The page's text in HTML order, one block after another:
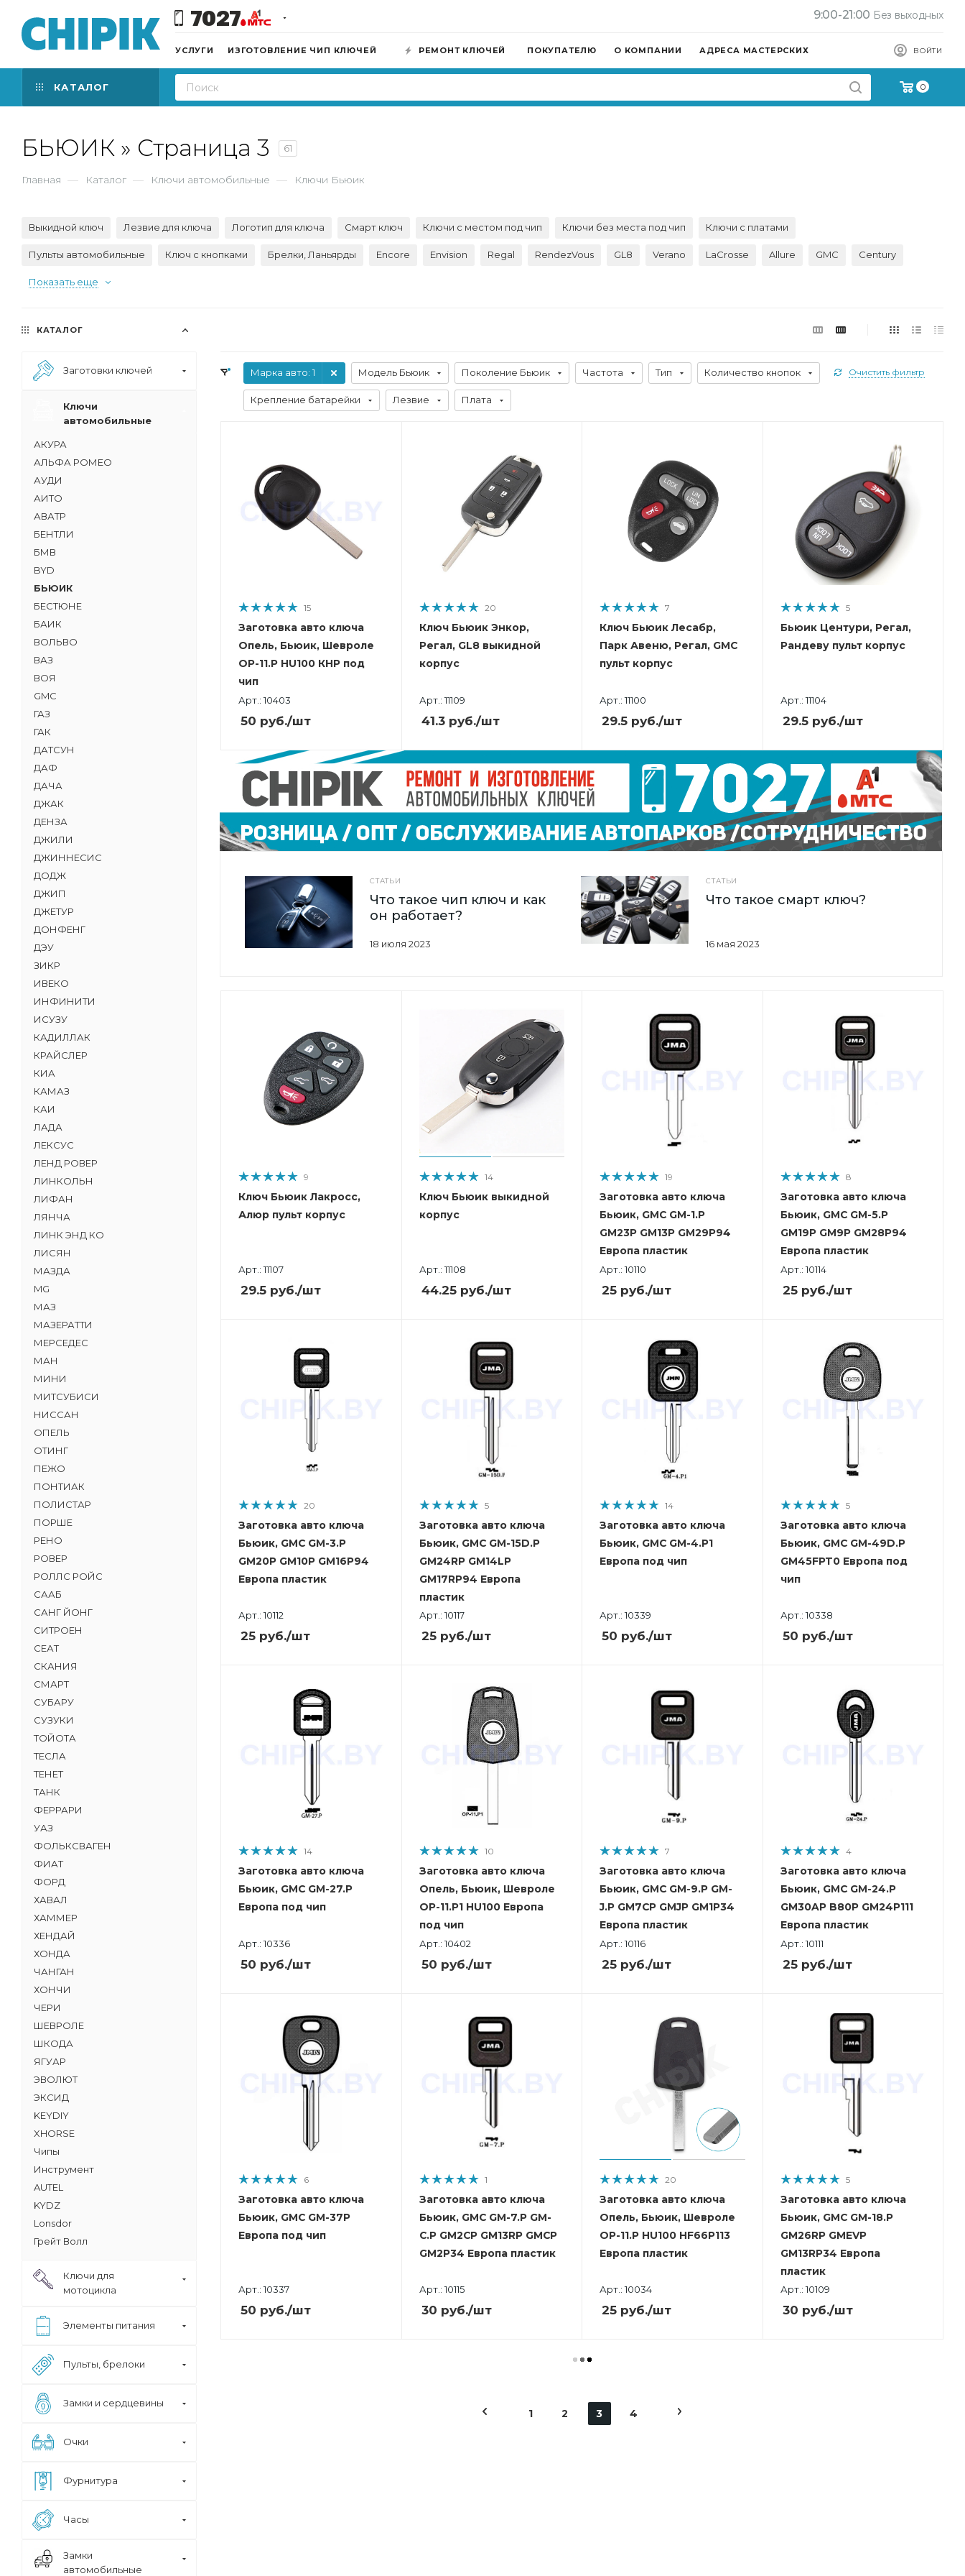
7027 9:00-21:00 Без выходных
ВОЙТИ
УСЛУГИ ИЗГОТОВЛЕНИЕ ЧИП КЛЮЧЕЙ РЕМОНТ КЛЮЧЕЙ ПОКУПАТЕЛЮ О КОМПАНИИ АДРЕСА МАСТЕРСКИХ
0
КАТАЛОГ
БЬЮИК » Страница 3 61
Главная — Каталог — Ключи автомобильные — Ключи Бьюик
Выкидной ключ Лезвие для ключа Логотип для ключа Смарт ключ Ключи с местом под чип Ключи без места под чип Ключи с платами
Пульты автомобильные Ключ с кнопками Брелки, Ланьярды Encore Envision Regal RendezVous GL8 Verano LaCrosse Allure GMC Century
Показать еще
Марка авто: 1 Модель Бьюик Поколение Бьюик Частота Тип Количество кнопок
Крепление батарейки Лезвие Плата
Очистить фильтр
15
Заготовка авто ключа
Опель, Бьюик, Шевроле
OP-11.P HU100 КНР под
чип
Арт.: 10403
50 руб./шт
20
Ключ Бьюик Энкор,
Регал, GL8 выкидной
корпус
Арт.: 11109
41.3руб./шт
7
Ключ Бьюик Лесабр,
Парк Авеню, Регал, GMC
пульт корпуc
Арт.: 11100
29.5 руб./шт
5
Бьюик Центури, Регал,
Рандеву пульт корпус
Арт.: 11104
29.5руб./шт
СТАТЬИ
18 июля 2023
Что такое чип ключ и как
он работает?
СТАТЬИ
16 мая 2023
Что такое смарт ключ?
9
Ключ Бьюик Лакросс,
Алюр пульт корпус
Арт.: 11107
29.5 руб./шт
14
Ключ Бьюик выкидной
корпус
Арт.: 11108
44.25руб./шт
19
Заготовка авто ключа
Бьюик, GMC GM-1.P
GM23P GM13P GM29P94
Европа пластик
Арт.: 10110
25 руб./шт
8
Заготовка авто ключа
Бьюик, GMC GM-5.P
GM19P GM9P GM28P94
Европа пластик
Арт.: 10114
25руб./шт
20
Заготовка авто ключа
Бьюик, GMC GM-3.P
GM20P GM10P GM16P94
Европа пластик
Арт.: 10112
25 руб./шт
5
Заготовка авто ключа
Бьюик, GMC GM-15D.P
GM24RP GM14LP
GM17RP94 Европа
пластик
Арт.: 10117
25руб./шт
14
Заготовка авто ключа
Бьюик, GMC GM-4.P1
Европа под чип
Арт.: 10339
50 руб./шт
5
Заготовка авто ключа
Бьюик, GMC GM-49D.P
GM45FPT0 Европа под
чип
Арт.: 10338
50 руб./шт
14
Заготовка авто ключа
Бьюик, GMC GM-27.P
Европа под чип
Арт.: 10336
50 руб./шт
10
Заготовка авто ключа
Опель, Бьюик, Шевроле
OP-11.P1 HU100 Европа
под чип
Арт.: 10402
50 руб./шт
7
Заготовка авто ключа
Бьюик, GMC GM-9.P GM-
J.P GM7CP GMJP GM1P34
Европа пластик
Арт.: 10116
25 руб./шт
4
Заготовка авто ключа
Бьюик, GMC GM-24.P
GM30AP B80P GM24P111
Европа пластик
Арт.: 10111
25руб./шт
6
Заготовка авто ключа
Бьюик, GMC GM-37P
Европа под чип
Арт.: 10337
50 руб./шт
1
Заготовка авто ключа
Бьюик, GMC GM-7.P GM-
C.P GM2CP GM13RP GMCP
GM2P34 Европа пластик
Арт.: 10115
30 руб./шт
20
Заготовка авто ключа
Опель, Бьюик, Шевроле
OP-11.P HU100 HF66P113
Европа пластик
Арт.: 10034
25 руб./шт
5
Заготовка авто ключа
Бьюик, GMC GM-18.P
GM26RP GMEVP
GM13RP34 Европа
пластик
Арт.: 10109
30 руб./шт
1 2 3 4
КАТАЛОГ
Заготовки ключей
Ключи
автомобильные
АКУРА
АЛЬФА РОМЕО
АУДИ
АИТО
АВАТР
БЕНТЛИ
БМВ
BYD
БЬЮИК
БЕСТЮНЕ
БАИК
ВОЛЬВО
ВАЗ
ВОЯ
GMC
ГАЗ
ГАК
ДАТСУН
ДАФ
ДАЧА
ДЖАК
ДЕНЗА
ДЖИЛИ
ДЖИННЕСИС
ДОДЖ
ДЖИП
ДЖЕТУР
ДОНФЕНГ
ДЭУ
ЗИКР
ИВЕКО
ИНФИНИТИ
ИСУЗУ
КАДИЛЛАК
КРАЙСЛЕР
КИА
КАМАЗ
КАИ
ЛАДА
ЛЕКСУС
ЛЕНД РОВЕР
ЛИНКОЛЬН
ЛИФАН
ЛЯНЧА
ЛИНК ЭНД КО
ЛИСЯН
МАЗДА
MG
МАЗ
МАЗЕРАТТИ
МЕРСЕДЕС
МАН
МИНИ
МИТСУБИСИ
НИССАН
ОПЕЛЬ
ОТИНГ
ПЕЖО
ПОНТИАК
ПОЛИСТАР
ПОРШЕ
РЕНО
РОВЕР
РОЛЛС РОЙС
СААБ
САНГ ЙОНГ
СИТРОЕН
СЕАТ
СКАНИЯ
СМАРТ
СУБАРУ
СУЗУКИ
ТОЙОТА
ТЕСЛА
ТЕНЕТ
ТАНК
ФЕРРАРИ
УАЗ
ФОЛЬКСВАГЕН
ФИАТ
ФОРД
ХАВАЛ
ХАММЕР
ХЕНДАЙ
ХОНДА
ЧАНГАН
ХОНЧИ
ЧЕРИ
ШЕВРОЛЕ
ШКОДА
ЯГУАР
ЭВОЛЮТ
ЭКСИД
KEYDIY
XHORSE
Чипы
Инструмент
AUTEL
KYDZ
Lonsdor
Грейт Волл
Ключи для
мотоцикла
Элементы питания
Пульты, брелоки
Замки и сердцевины
Очки
Фурнитура
Часы
Замки
автомобильные